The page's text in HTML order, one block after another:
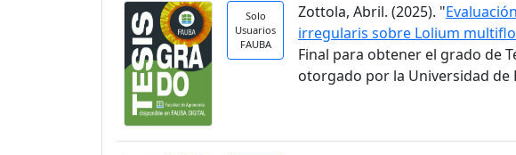
Solo
Usuarios
FAUBA
Zottola, Abril. (2025). "
irregularis sobre Lolium
Final para obtener el grado de
otorgado por la Universidad de